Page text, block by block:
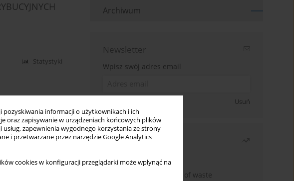
pozyskiwania informacji o użytkownikach i ich
oraz zapisywanie w urządzeniach końcowych plików
zapewnienia wygodnego korzystania ze strony
i przetwarzane przez narzędzie Google Analytics
cookies w konfiguracji przeglądarki może wpłynąć na
Statystyki
Archiwum
Newsletter
Wpisz swój adres email
Usuń
Najczęściej czytane
Analysis and evaluation of waste